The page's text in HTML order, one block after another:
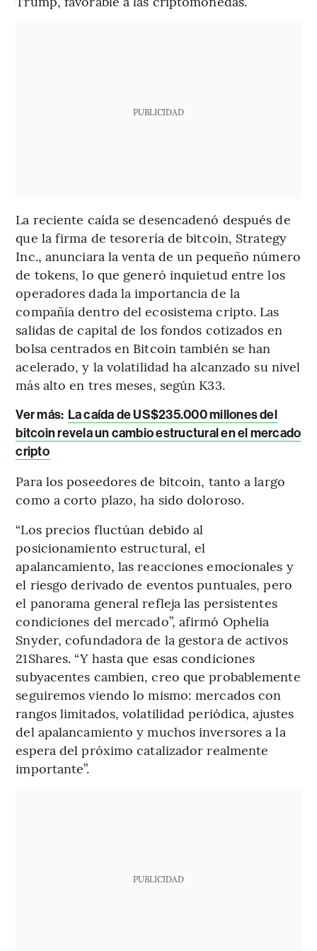
PUBLICIDAD
La reciente caída se desencadenó después de
que la firma de tesorería de bitcoin, Strategy
Inc., anunciara la venta de un pequeño número
de tokens, lo que generó inquietud entre los
operadores dada la importancia de la
compañía dentro del ecosistema cripto. Las
salidas de capital de los fondos cotizados en
bolsa centrados en Bitcoin también se han
acelerado, y la volatilidad ha alcanzado su nivel
más alto en tres meses, según K33.
Ver más: La caída de US$235.000 millones del
bitcoin revela un cambio estructural en el mercado
cripto
Para los poseedores de bitcoin, tanto a largo
como a corto plazo, ha sido doloroso.
“Los precios fluctúan debido al
posicionamiento estructural, el
apalancamiento, las reacciones emocionales y
el riesgo derivado de eventos puntuales, pero
el panorama general refleja las persistentes
condiciones del mercado”, afirmó Ophelia
Snyder, cofundadora de la gestora de activos
21Shares. “Y hasta que esas condiciones
subyacentes cambien, creo que probablemente
seguiremos viendo lo mismo: mercados con
rangos limitados, volatilidad periódica, ajustes
del apalancamiento y muchos inversores a la
espera del próximo catalizador realmente
importante”.
PUBLICIDAD